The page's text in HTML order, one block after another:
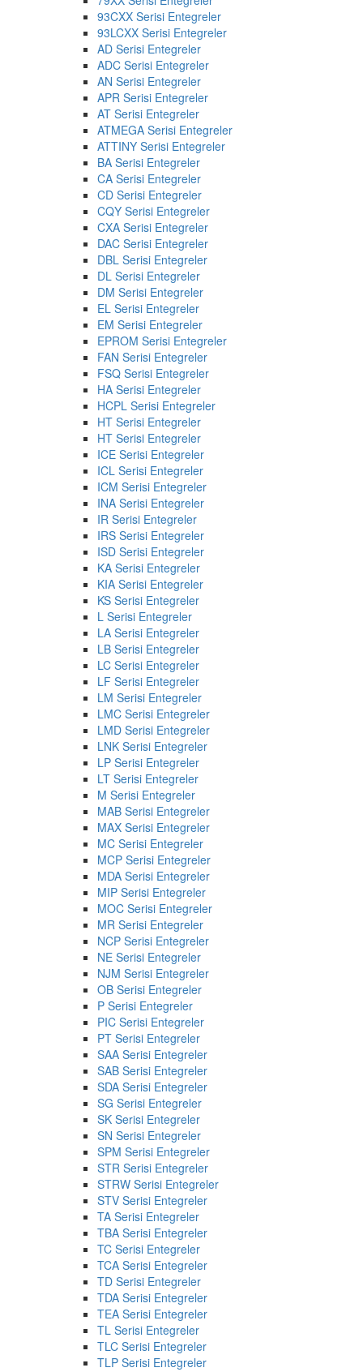
93CXX Serisi Entegreler
93LCXX Serisi Entegreler
AD Serisi Entegreler
ADC Serisi Entegreler
AN Serisi Entegreler
APR Serisi Entegreler
AT Serisi Entegreler
ATMEGA Serisi Entegreler
ATTINY Serisi Entegreler
BA Serisi Entegreler
CA Serisi Entegreler
CD Serisi Entegreler
CQY Serisi Entegreler
CXA Serisi Entegreler
DAC Serisi Entegreler
DBL Serisi Entegreler
DL Serisi Entegreler
DM Serisi Entegreler
EL Serisi Entegreler
EM Serisi Entegreler
EPROM Serisi Entegreler
FAN Serisi Entegreler
FSQ Serisi Entegreler
HA Serisi Entegreler
HCPL Serisi Entegreler
HT Serisi Entegreler
HT Serisi Entegreler
ICE Serisi Entegreler
ICL Serisi Entegreler
ICM Serisi Entegreler
INA Serisi Entegreler
IR Serisi Entegreler
IRS Serisi Entegreler
ISD Serisi Entegreler
KA Serisi Entegreler
KIA Serisi Entegreler
KS Serisi Entegreler
L Serisi Entegreler
LA Serisi Entegreler
LB Serisi Entegreler
LC Serisi Entegreler
LF Serisi Entegreler
LM Serisi Entegreler
LMC Serisi Entegreler
LMD Serisi Entegreler
LNK Serisi Entegreler
LP Serisi Entegreler
LT Serisi Entegreler
M Serisi Entegreler
MAB Serisi Entegreler
MAX Serisi Entegreler
MC Serisi Entegreler
MCP Serisi Entegreler
MDA Serisi Entegreler
MIP Serisi Entegreler
MOC Serisi Entegreler
MR Serisi Entegreler
NCP Serisi Entegreler
NE Serisi Entegreler
NJM Serisi Entegreler
OB Serisi Entegreler
P Serisi Entegreler
PIC Serisi Entegreler
PT Serisi Entegreler
SAA Serisi Entegreler
SAB Serisi Entegreler
SDA Serisi Entegreler
SG Serisi Entegreler
SK Serisi Entegreler
SN Serisi Entegreler
SPM Serisi Entegreler
STR Serisi Entegreler
STRW Serisi Entegreler
STV Serisi Entegreler
TA Serisi Entegreler
TBA Serisi Entegreler
TC Serisi Entegreler
TCA Serisi Entegreler
TD Serisi Entegreler
TDA Serisi Entegreler
TEA Serisi Entegreler
TL Serisi Entegreler
TLC Serisi Entegreler
TLP Serisi Entegreler